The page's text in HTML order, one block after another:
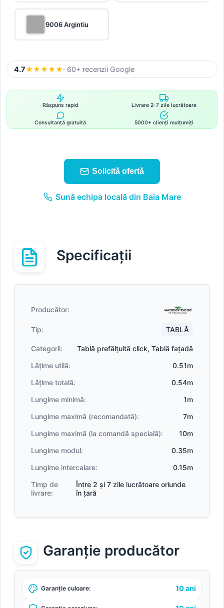
9006 Argintiu
4.7★★★★★· 60+ recenzii Google
Răspuns rapid Livrare 2-7 zile lucrătoare
Consultanță gratuită 5000+ clienți mulțumiți
Solicită ofertă
Sună echipa locală din Baia Mare
Specificații
Producător:
Tip: TABLĂ
Categorii: Tablă prefălțuită click, Tablă fațadă
Lățime utilă:
0.51m
Lățime totală:
0.54m
Lungime minimă:
1m
Lungime maximă (recomandată):
7m
Lungime maximă (la comandă specială):
10m
Lungime modul:
0.35m
Lungime intercalare:
0.15m
Timp de
livrare:
Între 2 și 7 zile lucrătoare oriunde
în țară
Garanție producător
Garanție culoare: 10 ani